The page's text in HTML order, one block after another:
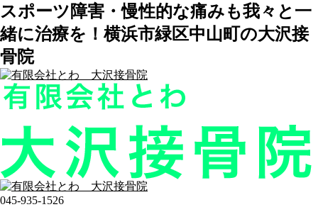
スポーツ障害・慢性的な痛みも我々と一
緒に治療を！横浜市緑区中山町の大沢接
骨院
045-935-1526